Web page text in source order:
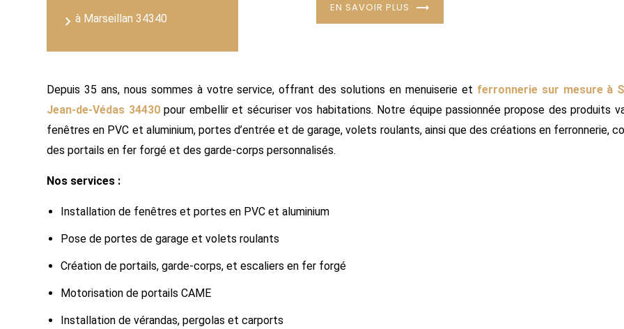
à Marseillan 34340
EN SAVOIR PLUS
Depuis 35 ans, nous sommes à votre service, offrant des solutions en menuiserie et ferronnerie sur mesure à
Jean-de-Védas 34430pour embellir et sécuriser vos habitations. Notre équipe passionnée propose des produits
fenêtres en PVC et aluminium, portes d’entrée et de garage, volets roulants, ainsi que des créations en ferronnerie,
des portails en fer forgé et des garde-corps personnalisés.
Nos services :
Installation de fenêtres et portes en PVC et aluminium
Pose de portes de garage et volets roulants
Création de portails, garde-corps, et escaliers en fer forgé
Motorisation de portails CAME
Installation de vérandas, pergolas et carports